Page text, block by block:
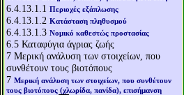
6.4.13.1.1 Περιοχές εξάπλωσης
6.4.13.1.2 Κατάσταση πληθυσμού
6.4.13.1.3 Νομικό καθεστώς προστασίας
6.5 Καταφύγια άγριας ζωής
7 Μερική ανάλυση των στοιχείων, που
συνθέτουν τους βιοτόπους
7 Μερική ανάλυση των στοιχείων, που συνθέτουν
τους βιοτόπους (χλωρίδα, πανίδα), επισήμανση